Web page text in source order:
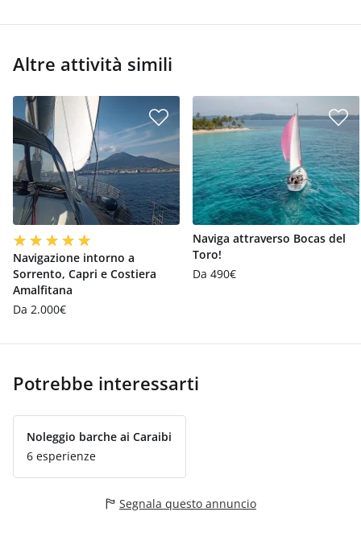
Altre attività simili
Navigazione intorno a
Sorrento, Capri e Costiera
Amalfitana
Da 2.000€
Naviga attraverso Bocas del
Toro!
Da 490€
Potrebbe interessarti
Noleggio barche ai Caraibi
6 esperienze
Segnala questo annuncio